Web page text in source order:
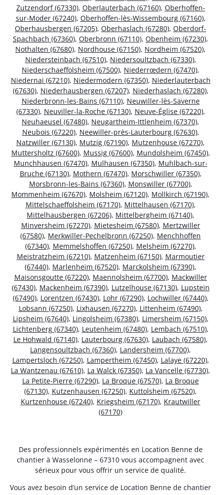
Zutzendorf (67330), Oberlauterbach (67160), Oberhoffen-
sur-Moder (67240), Oberhoffen-lès-Wissembourg (67160),
Oberhausbergen (67205), Oberhaslach (67280), Oberdorf-
Spachbach (67360), Oberbronn (67110), Obenheim (67230),
Nothalten (67680), Nordhouse (67150), Nordheim (67520),
Niedersteinbach (67510), Niedersoultzbach (67330),
Niederschaeffolsheim (67500), Niederrœdern (67470),
Niedernai (67210), Niedermodern (67350), Niederlauterbach
(67630), Niederhausbergen (67207), Niederhaslach (67280),
Niederbronn-les-Bains (67110), Neuwiller-lès-Saverne
(67330), Neuviller-la-Roche (67130), Neuve-Église (67220),
Neuhaeusel (67480), Neugartheim-Ittlenheim (67370),
Neubois (67220), Neewiller-près-Lauterbourg (67630),
Natzwiller (67130), Mutzig (67190), Mutzenhouse (67270),
Muttersholtz (67600), Mussig (67600), Mundolsheim (67450),
Munchhausen (67470), Mulhausen (67350), Muhlbach-sur-
Bruche (67130), Mothern (67470), Morschwiller (67350),
Morsbronn-les-Bains (67360), Monswiller (67700),
Mommenheim (67670), Molsheim (67120), Mollkirch (67190),
Mittelschaeffolsheim (67170), Mittelhausen (67170),
Mittelhausbergen (67206), Mittelbergheim (67140),
Minversheim (67270), Mietesheim (67580), Mertzwiller
(67580), Merkwiller-Pechelbronn (67250), Menchhoffen
(67340), Memmelshoffen (67250), Melsheim (67270),
Meistratzheim (67210), Matzenheim (67150), Marmoutier
(67440), Marlenheim (67520), Marckolsheim (67390),
Maisonsgoutte (67220), Maennolsheim (67700), Mackwiller
(67430), Mackenheim (67390), Lutzelhouse (67130), Lupstein
(67490), Lorentzen (67430), Lohr (67290), Lochwiller (67440),
Lobsann (67250), Lixhausen (67270), Littenheim (67490),
Lipsheim (67640), Lingolsheim (67380), Limersheim (67150),
Lichtenberg (67340), Leutenheim (67480), Lembach (67510),
Le Hohwald (67140), Lauterbourg (67630), Laubach (67580),
Langensoultzbach (67360), Landersheim (67700),
Lampertsloch (67250), Lampertheim (67450), Lalaye (67220),
La Wantzenau (67610), La Walck (67350), La Vancelle (67730),
La Petite-Pierre (67290), La Broque (67570), La Broque
(67130), Kutzenhausen (67250), Kuttolsheim (67520),
Kurtzenhouse (67240), Kriegsheim (67170), Krautwiller
(67170)
Des professionnels expérimentés en Location Benne de
chantier à Wasselonne – 67310 vous accompagnent avec
sérieux pour vous offrir un service de qualité.
Vous avez besoin d’un service de Location Benne de chantier